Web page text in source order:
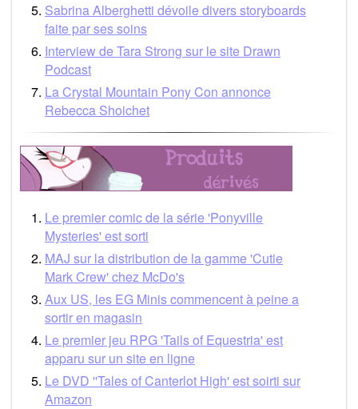
Sabrina Alberghetti dévoile divers storyboards
faite par ses soins
Interview de Tara Strong sur le site Drawn
Podcast
La Crystal Mountain Pony Con annonce
Rebecca Shoichet
Le premier comic de la série 'Ponyville
Mysteries' est sorti
MAJ sur la distribution de la gamme 'Cutie
Mark Crew' chez McDo's
Aux US, les EG Minis commencent à peine a
sortir en magasin
Le premier jeu RPG 'Tails of Equestria' est
apparu sur un site en ligne
Le DVD ''Tales of Canterlot High' est soirti sur
Amazon